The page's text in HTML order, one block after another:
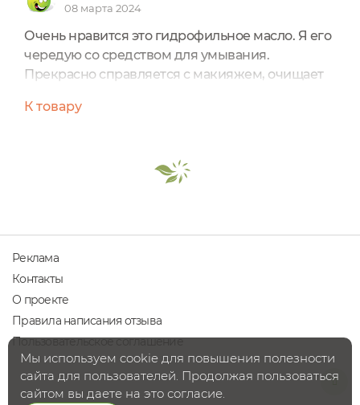
08 марта 2024
Очень нравится это гидрофильное масло. Я его
чередую со средством для умывания.
Прекрасно справляется с макияжем, очищает
растворяет. Но мне кажется из в принципе
уход. Цена/качество топ 🔥
К товару
Реклама
Контакты
О проекте
Правила написания отзыва
Пользовательское соглашение
Мы используем cookie для повышения полезности
сайта для пользователей. Продолжая пользоваться
сайтом вы даете на это согласие.